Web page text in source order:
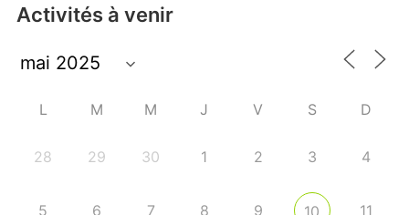
Activités à venir
L M M J V S D
28 29 30 1 2 3 4
5 6 7 8 9 11